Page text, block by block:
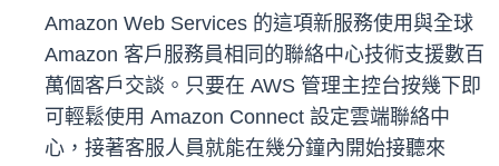
Amazon Web Services 的這項新服務使用與全球
Amazon 客戶服務員相同的聯絡中心技術支援數百
萬個客戶交談。只要在 AWS 管理主控台按幾下即
可輕鬆使用 Amazon Connect 設定雲端聯絡中
心，接著客服人員就能在幾分鐘內開始接聽來